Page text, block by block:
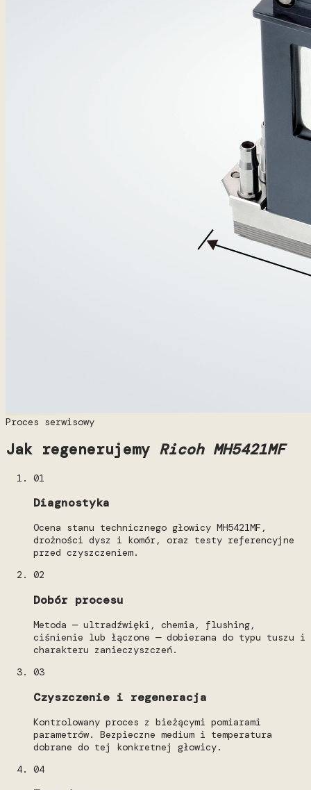
Proces serwisowy
Jak regenerujemy Ricoh MH5421MF
01
Diagnostyka
Ocena stanu technicznego głowicy MH5421MF,
drożności dysz i komór, oraz testy referencyjne
przed czyszczeniem.
02
Dobór procesu
Metoda — ultradźwięki, chemia, flushing,
ciśnienie lub łączone — dobierana do typu tuszu i
charakteru zanieczyszczeń.
03
Czyszczenie i regeneracja
Kontrolowany proces z bieżącymi pomiarami
parametrów. Bezpieczne medium i temperatura
dobrane do tej konkretnej głowicy.
04